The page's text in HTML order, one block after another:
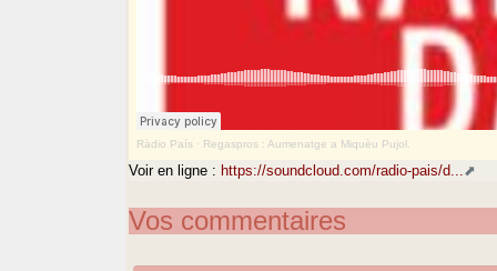
Ràdio País · Regaspros : Aumenatge a Miquèu Pujol.
Voir en ligne : https://soundcloud.com/radio-pais/d...
Vos commentaires